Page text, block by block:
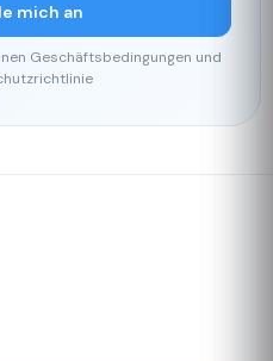
mich an
Geschäftsbedingungen und